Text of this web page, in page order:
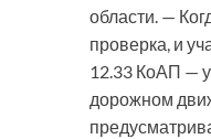
области. —
проверка, и
12.33 КоАП —
дорожном